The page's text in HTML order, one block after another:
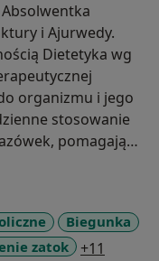
i Ajurwedy.
Dietetyka wg
organizmu i jego
stosowanie
pomagają
na
z narządami
czerpała od
lek . med.
Biegunka
zatok +11